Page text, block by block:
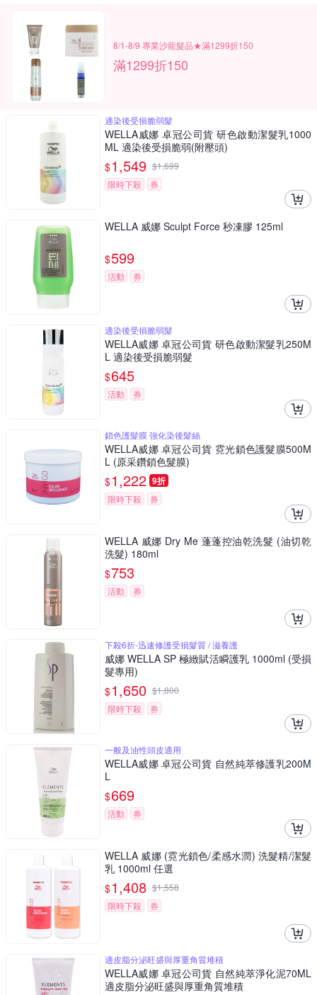
8/1-8/9 專業沙龍髮品★滿1299折150
滿1299折150
適染後受損脆弱髮
WELLA威娜 卓冠公司貨 研色啟動潔髮乳1000
ML 適染後受損脆弱(附壓頭)
$1,549 $1,699
限時下殺
券
WELLA 威娜 Sculpt Force 秒凍膠 125ml
$599
活動 券
適染後受損脆弱髮
WELLA威娜 卓冠公司貨 研色啟動潔髮乳250M
L 適染後受損脆弱髮
$645
活動 券
鎖色護髮膜 強化染後髮絲
WELLA威娜 卓冠公司貨 霓光鎖色護髮膜500M
L (原采鑽鎖色髮膜)
$1,222 9折
限時下殺 券
WELLA 威娜 Dry Me 蓬蓬控油乾洗髮 (油切乾
洗髮) 180ml
$753
活動 券
下殺6折-迅速修護受損髮質 / 滋養護
威娜 WELLA SP 極緻賦活瞬護乳 1000ml (受損
髮專用)
$1,650 $1,800
限時下殺
券
一般及油性頭皮適用
WELLA威娜 卓冠公司貨 自然純萃修護乳200M
L
$669
活動 券
WELLA 威娜 (霓光鎖色/柔感水潤) 洗髮精/潔髮
乳 1000ml 任選
$1,408 $1,558
限時下殺
券
適皮脂分泌旺盛與厚重角質堆積
WELLA威娜 卓冠公司貨 自然純萃淨化泥70ML
適皮脂分泌旺盛與厚重角質堆積